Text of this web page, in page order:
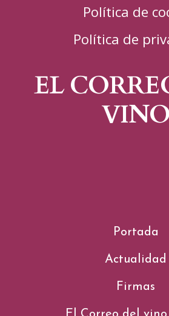
Política de
Política de
EL
VINO
Portada
Actualidad
Firmas